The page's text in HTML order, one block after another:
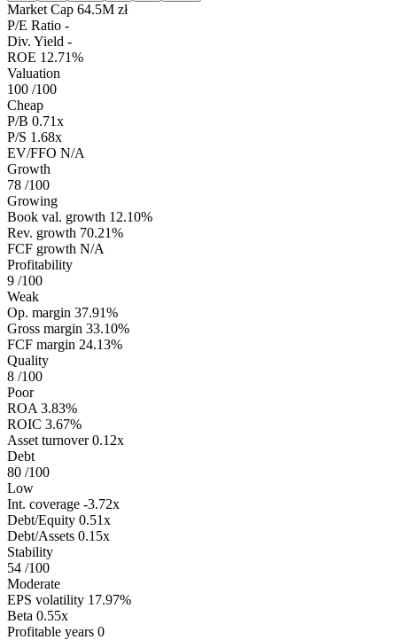
Market Cap 64.5M zł
P/E Ratio -
Div. Yield -
ROE 12.71%
Valuation
100 /100
Cheap
P/B 0.71x
P/S 1.68x
EV/FFO N/A
Growth
78 /100
Growing
Book val. growth 12.10%
Rev. growth 70.21%
FCF growth N/A
Profitability
9 /100
Weak
Op. margin 37.91%
Gross margin 33.10%
FCF margin 24.13%
Quality
8 /100
Poor
ROA 3.83%
ROIC 3.67%
Asset turnover 0.12x
Debt
80 /100
Low
Int. coverage -3.72x
Debt/Equity 0.51x
Debt/Assets 0.15x
Stability
54 /100
Moderate
EPS volatility 17.97%
Beta 0.55x
Profitable years 0